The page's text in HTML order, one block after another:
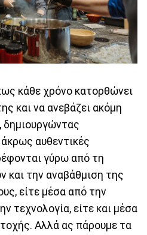
κάθε χρόνο κατορθώνει
και να ανεβάζει ακόμη
δημιουργώντας
αυθεντικές
γύρω από τη
την αναβάθμιση της
είτε μέσα από την
τεχνολογία, είτε και μέσα
Αλλά ας πάρουμε τα